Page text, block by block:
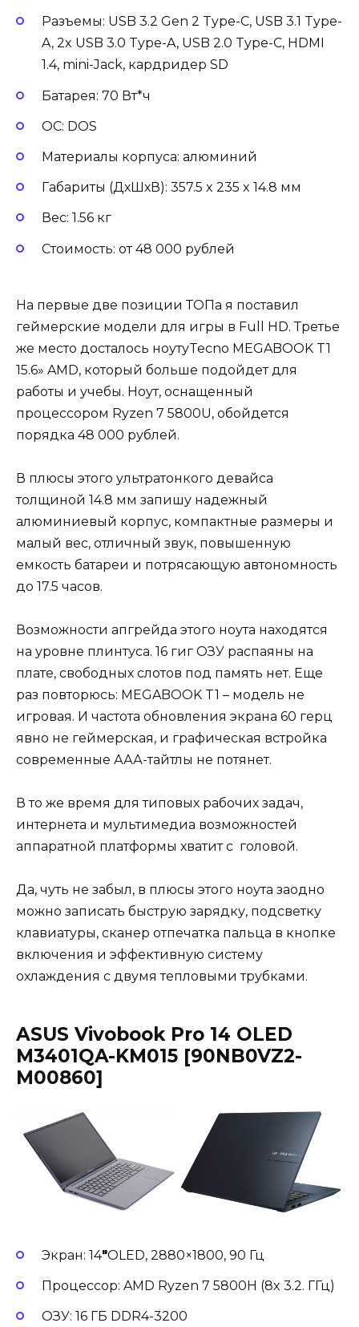
Разъемы: USB 3.2 Gen 2 Type-C, USB 3.1 Type-
A, 2x USB 3.0 Type-A, USB 2.0 Type-C, HDMI
1.4, mini-Jack, кардридер SD
Батарея: 70 Вт*ч
ОС: DOS
Материалы корпуса: алюминий
Габариты (ДхШхВ): 357.5 x 235 x 14.8 мм
Вес: 1.56 кг
Стоимость: от 48 000 рублей
На первые две позиции ТОПа я поставил
геймерские модели для игры в Full HD. Третье
же место досталось ноутуTecno MEGABOOK T1
15.6» AMD, который больше подойдет для
работы и учебы. Ноут, оснащенный
процессором Ryzen 7 5800U, обойдется
порядка 48 000 рублей.
В плюсы этого ультратонкого девайса
толщиной 14.8 мм запишу надежный
алюминиевый корпус, компактные размеры и
малый вес, отличный звук, повышенную
емкость батареи и потрясающую автономность
до 17.5 часов.
Возможности апгрейда этого ноута находятся
на уровне плинтуса. 16 гиг ОЗУ распаяны на
плате, свободных слотов под память нет. Еще
раз повторюсь: MEGABOOK T1 – модель не
игровая. И частота обновления экрана 60 герц
явно не геймерская, и графическая встройка
современные ААА-тайтлы не потянет.
В то же время для типовых рабочих задач,
интернета и мультимедиа возможностей
аппаратной платформы хватит с головой.
Да, чуть не забыл, в плюсы этого ноута заодно
можно записать быструю зарядку, подсветку
клавиатуры, сканер отпечатка пальца в кнопке
включения и эффективную систему
охлаждения с двумя тепловыми трубками.
ASUS Vivobook Pro 14 OLED
M3401QA-KM015 [90NB0VZ2-
M00860]
Экран: 14″OLED, 2880×1800, 90 Гц
Процессор: AMD Ryzen 7 5800H (8x 3.2. ГГц)
ОЗУ: 16 ГБ DDR4-3200